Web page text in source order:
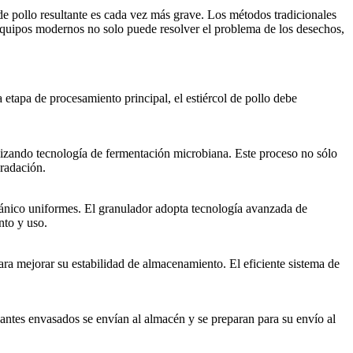
resultante es cada vez más grave. Los métodos tradicionales
modernos no solo puede resolver el problema de los desechos,
de procesamiento principal, el estiércol de pollo debe
tecnología de fermentación microbiana. Este proceso no sólo
uniformes. El granulador adopta tecnología avanzada de
y uso.
mejorar su estabilidad de almacenamiento. El eficiente sistema de
envasados ​​se envían al almacén y se preparan para su envío al